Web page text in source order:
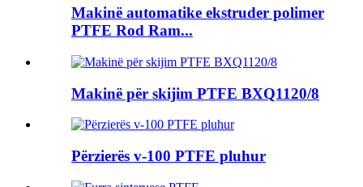
Makinë automatike ekstruder polimer
PTFE Rod Ram...
Makinë për skijim PTFE BXQ1120/8
Përzierës v-100 PTFE pluhur